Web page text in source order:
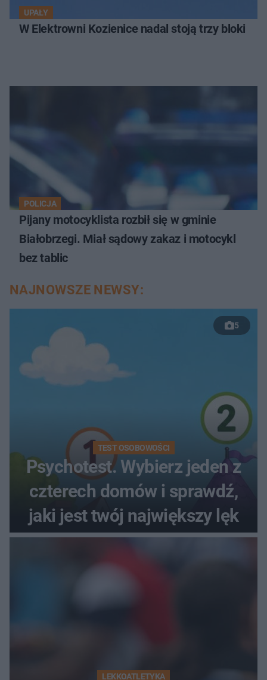
UPAŁY
W Elektrowni Kozienice nadal stoją trzy bloki
POLICJA
Pijany motocyklista rozbił się w gminie
Białobrzegi. Miał sądowy zakaz i motocykl
bez tablic
NAJNOWSZE NEWSY:
5
TEST OSOBOWOŚCI
Psychotest. Wybierz jeden z
czterech domów i sprawdź,
jaki jest twój największy lęk
LEKKOATLETYKA